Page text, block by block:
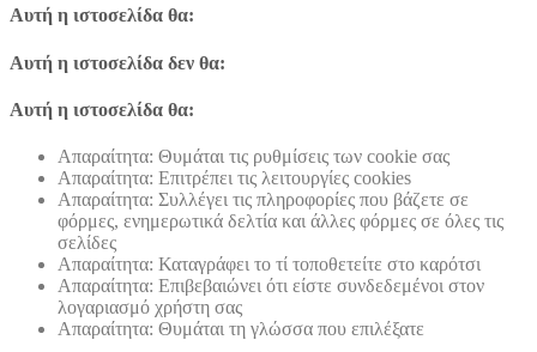
Αυτή η ιστοσελίδα θα:
Αυτή η ιστοσελίδα δεν θα:
Αυτή η ιστοσελίδα θα:
Απαραίτητα: Θυμάται τις ρυθμίσεις των cookie σας
Απαραίτητα: Επιτρέπει τις λειτουργίες cookies
Απαραίτητα: Συλλέγει τις πληροφορίες που βάζετε σε
φόρμες, ενημερωτικά δελτία και άλλες φόρμες σε όλες τις
σελίδες
Απαραίτητα: Καταγράφει το τί τοποθετείτε στο καρότσι
Απαραίτητα: Επιβεβαιώνει ότι είστε συνδεδεμένοι στον
λογαριασμό χρήστη σας
Απαραίτητα: Θυμάται τη γλώσσα που επιλέξατε